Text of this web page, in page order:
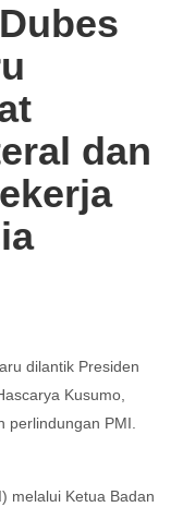
dan
dilantik Presiden
Kusumo,
PMI.
melalui Ketua Badan